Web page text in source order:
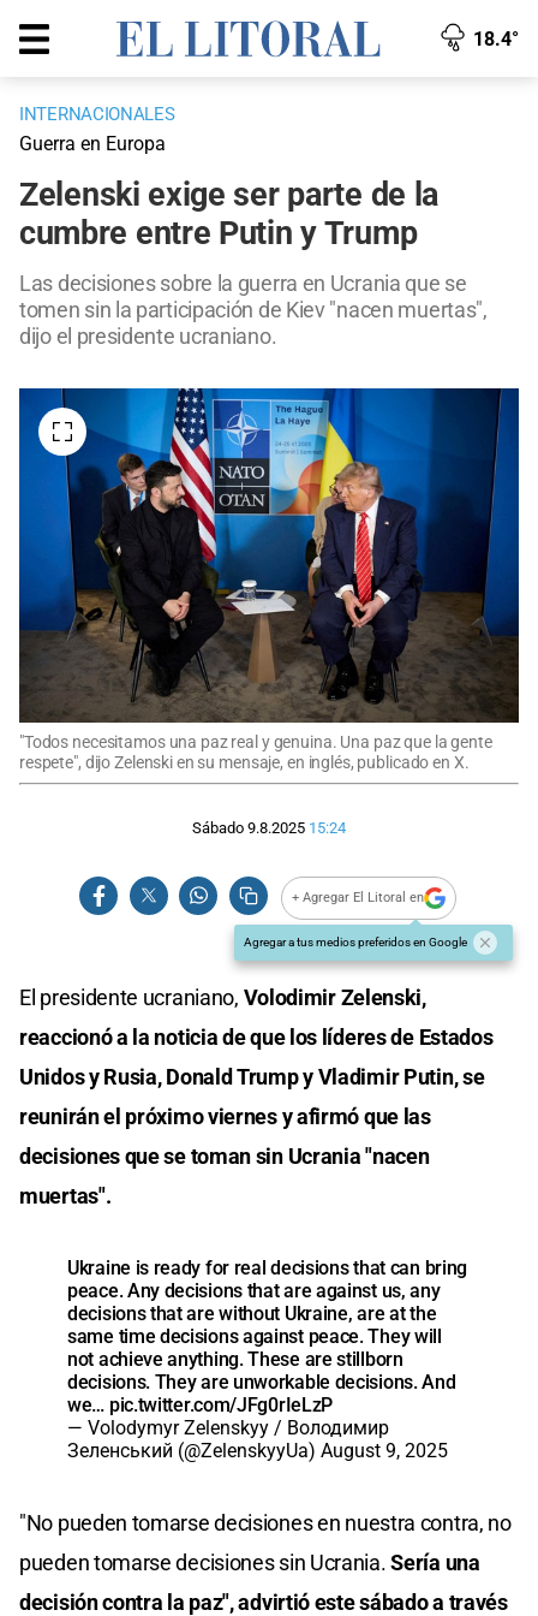
18.4°
INTERNACIONALES
Guerra en Europa
Zelenski exige ser parte de la
cumbre entre Putin y Trump
Las decisiones sobre la guerra en Ucrania que se
tomen sin la participación de Kiev "nacen muertas",
dijo el presidente ucraniano.
"Todos necesitamos una paz real y genuina. Una paz que la gente
respete", dijo Zelenski en su mensaje, en inglés, publicado en X.
Sábado 9.8.2025 15:24
+ Agregar El Litoral en
Agregar a tus medios preferidos en Google
El presidente ucraniano, Volodimir Zelenski,
reaccionó a la noticia de que los líderes de Estados
Unidos y Rusia, Donald Trump y Vladimir Putin, se
reunirán el próximo viernes y afirmó que las
decisiones que se toman sin Ucrania "nacen
muertas".
Ukraine is ready for real decisions that can bring
peace. Any decisions that are against us, any
decisions that are without Ukraine, are at the
same time decisions against peace. They will
not achieve anything. These are stillborn
decisions. They are unworkable decisions. And
we… pic.twitter.com/JFg0rIeLzP
— Volodymyr Zelenskyy / Володимир
Зеленський (@ZelenskyyUa) August 9, 2025
"No pueden tomarse decisiones en nuestra contra, no
pueden tomarse decisiones sin Ucrania.Sería una
decisión contra la paz", advirtió este sábado a través